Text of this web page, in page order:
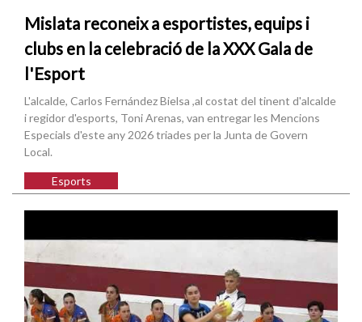
Mislata reconeix a esportistes, equips i
clubs en la celebració de la XXX Gala de
l'Esport
L'alcalde, Carlos Fernández Bielsa ,al costat del tinent d'alcalde
i regidor d'esports, Toni Arenas, van entregar les Mencions
Especials d'este any 2026 triades per la Junta de Govern
Local.
Esports